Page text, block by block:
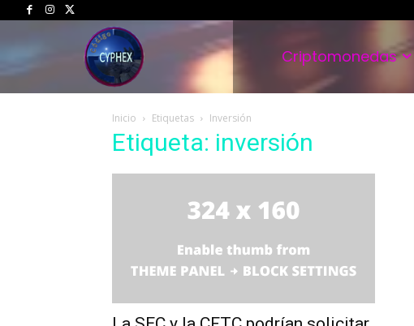
Criptomonedas
Inicio Etiquetas Inversión
Etiqueta: inversión